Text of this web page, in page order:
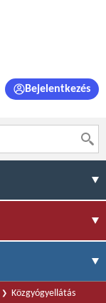
Bejelentkezés
Közgyógyellátás